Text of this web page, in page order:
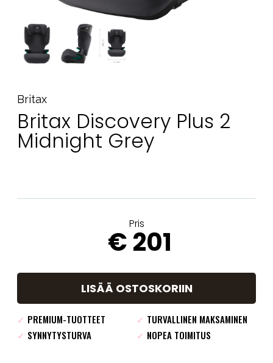
Britax
Britax Discovery Plus 2
Midnight Grey
Pris
€ 201
LISÄÄ OSTOSKORIIN
✓ PREMIUM-TUOTTEET ✓ TURVALLINEN MAKSAMINEN
✓ SYNNYTYSTURVA ✓ NOPEA TOIMITUS
Aurinko ja uinti